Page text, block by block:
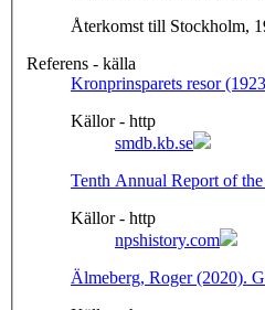
Återkomst till Stockholm,
Referens - källa
Kronprinsparets resor
Källor - http
smdb.kb.se
Tenth Annual Report of
Källor - http
npshistory.com
Älmeberg, Roger (2020).